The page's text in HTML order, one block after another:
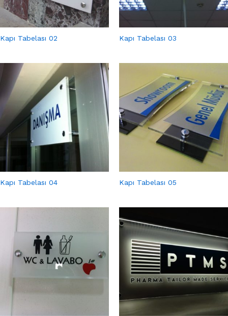
Kapı Tabelası 02 Kapı Tabelası 03
Kapı Tabelası 04 Kapı Tabelası 05